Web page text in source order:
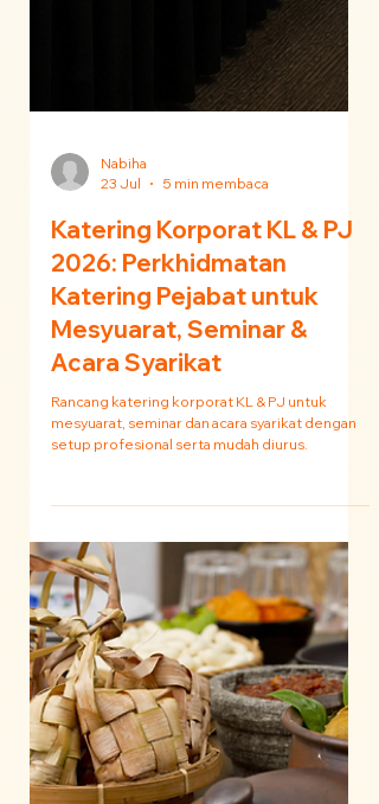
Nabiha
Katering Korporat KL & PJ
2026: Perkhidmatan
Katering Pejabat untuk
Mesyuarat, Seminar &
Acara Syarikat
setup profesional serta mudah diurus.